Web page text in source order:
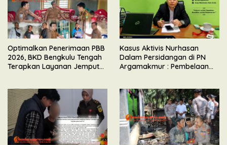
Optimalkan Penerimaan PBB
2026, BKD Bengkulu Tengah
Terapkan Layanan Jemput
Kasus Aktivis Nurhasan
Dalam Persidangan di PN
Argamakmur : Pembelaan
Keributan